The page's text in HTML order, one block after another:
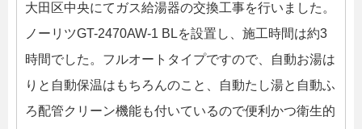
大田区中央にてガス給湯器の交換工事を行いました。
ノーリツGT-2470AW-1 BLを設置し、施工時間は約3
時間でした。フルオートタイプですので、自動お湯は
りと自動保温はもちろんのこと、自動たし湯と自動ふ
ろ配管クリーン機能も付いているので便利かつ衛生的